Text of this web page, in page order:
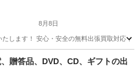
8月8日
します！ 安心・安全の無料出張買取対応
サイクルショップ
贈答品、DVD、CD、ギフトの出